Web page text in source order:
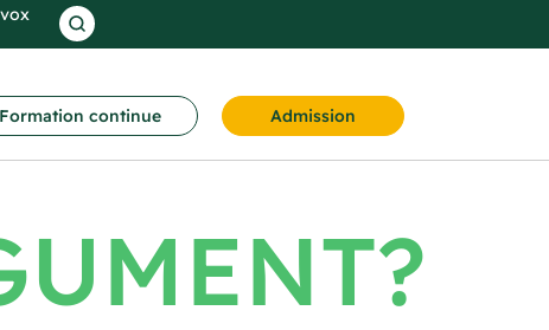
Formation continue Admission